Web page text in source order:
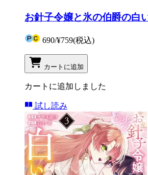
お針子令嬢と氷の伯爵の白
690/¥759(税込)
カートに追加
カートに追加しました
試し読み